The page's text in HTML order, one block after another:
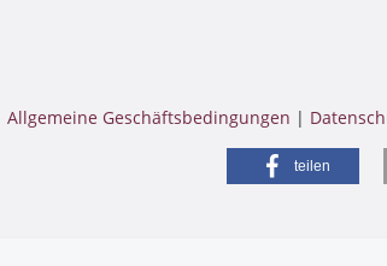
Allgemeine Geschäftsbedingungen |
teilen